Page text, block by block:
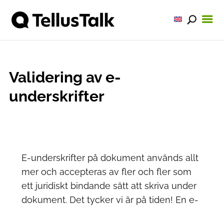
Validering av e-
underskrifter
E-underskrifter på dokument används allt
mer och accepteras av fler och fler som
ett juridiskt bindande sätt att skriva under
dokument. Det tycker vi är på tiden! En e-